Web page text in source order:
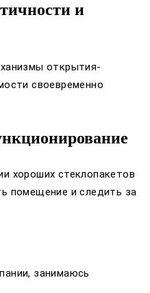
и
открытия-
своевременно
хороших стеклопакетов
помещение и следить за
занимаюсь